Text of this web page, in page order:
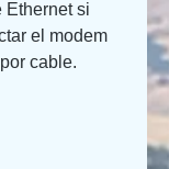
el modem
cable.